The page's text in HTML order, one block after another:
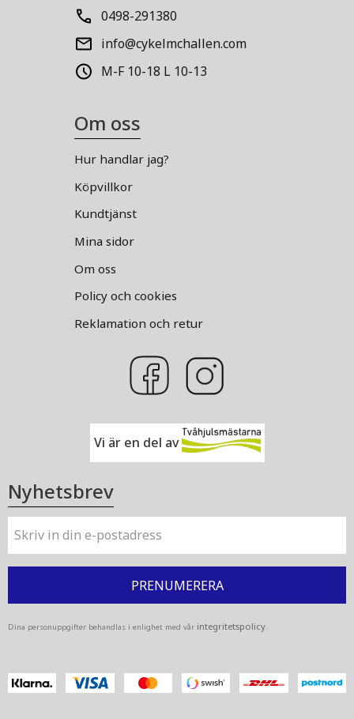
0498-291380
info@cykelmchallen.com
M-F 10-18 L 10-13
Om oss
Hur handlar jag?
Köpvillkor
Kundtjänst
Mina sidor
Om oss
Policy och cookies
Reklamation och retur
Vi är en del av
Nyhetsbrev
PRENUMERERA
Dina personuppgifter behandlas i enlighet med vår integritetspolicy.